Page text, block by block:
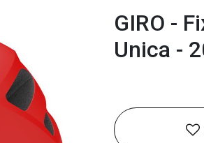
GIRO -
Unica -